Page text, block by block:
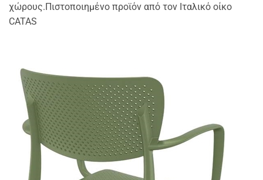
χώρους.Πιστοποιημένο προϊόν από τον Ιταλικό οίκο
CATAS